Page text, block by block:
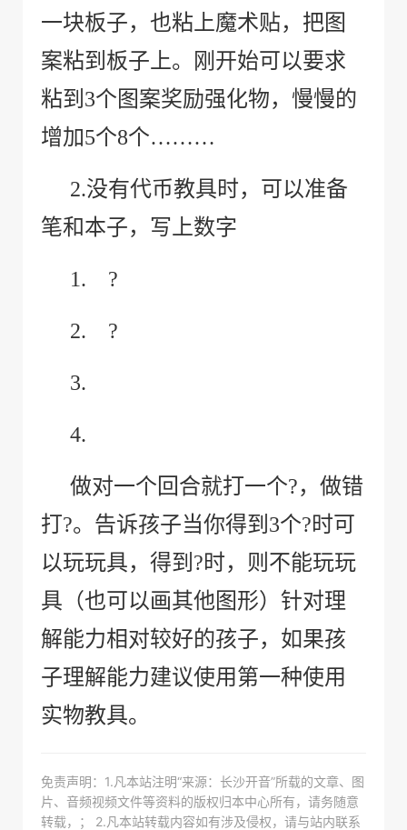
一块板子，也粘上魔术贴，把图
案粘到板子上。刚开始可以要求
粘到 3个图案奖励强化物，慢慢的
增加5个8个………
2.没有代币教具时，可以准备
笔和本子，写上数字
1. ?
2. ?
3.
4.
做对一个回合就打一个?，做错
打?。告诉孩子当你得到 3个?时可
以玩玩具，得到?时，则不能玩玩
具（也可以画其他图形）针对理
解能力相对较好的孩子，如果孩
子理解能力建议使用第一种使用
实物教具。
免责声明：1.凡本站注明“来源：长沙开音”所载的文章、图
片、音频视频文件等资料的版权归本中心所有，请务随意
转载，； 2.凡本站转载内容如有涉及侵权，请与站内联系